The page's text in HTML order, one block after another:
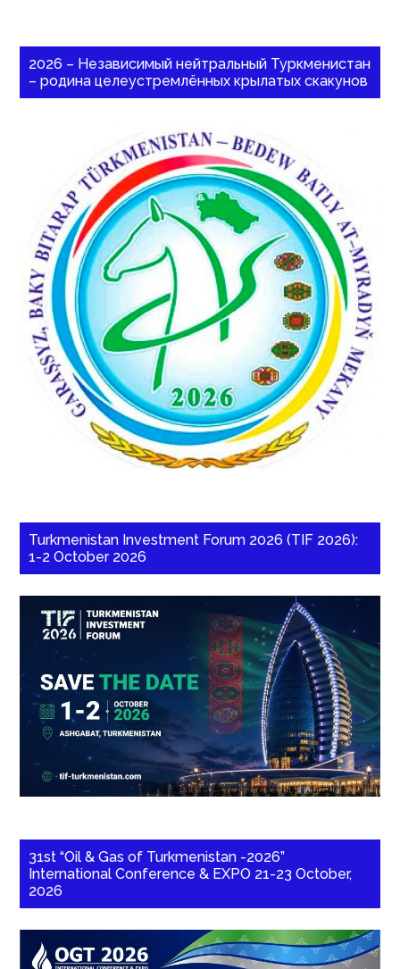
2026 – Независимый нейтральный Туркменистан
– родина целеустремлённых крылатых скакунов
Turkmenistan Investment Forum 2026 (TIF 2026):
1-2 October 2026
31st “Oil & Gas of Turkmenistan -2026”
International Conference & EXPO 21-23 October,
2026